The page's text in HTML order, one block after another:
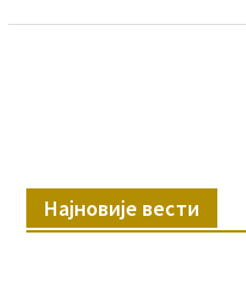
Најновије вести